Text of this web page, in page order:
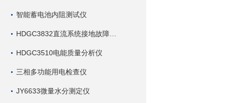
智能蓄电池内阻测试仪
HDGC3510电能质量分析仪
三相多功能用电检查仪
JY6633微量水分测定仪